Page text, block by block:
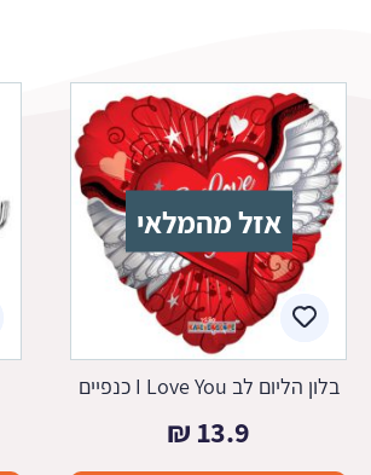
אזל מהמלאי
בלון הליום לב I Love You כנפיים
13.9
₪